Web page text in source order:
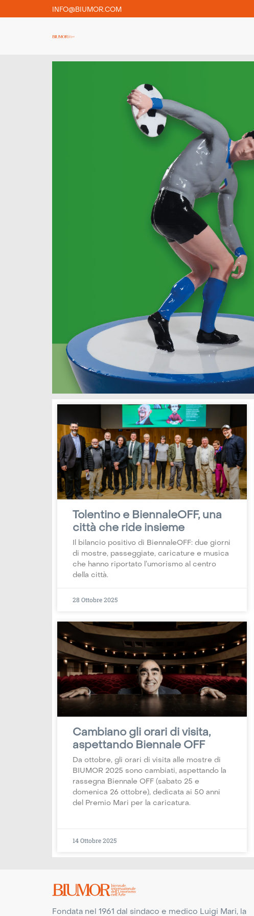
INFO@BIUMOR.COM
Tolentino e BiennaleOFF, una
città che ride insieme
Il bilancio positivo di BiennaleOFF: due giorni
di mostre, passeggiate, caricature e musica
che hanno riportato l’umorismo al centro
della città.
28 Ottobre 2025
Cambiano gli orari di visita,
aspettando Biennale OFF
Da ottobre, gli orari di visita alle mostre di
BIUMOR 2025 sono cambiati, aspettando la
rassegna Biennale OFF (sabato 25 e
domenica 26 ottobre), dedicata ai 50 anni
del Premio Mari per la caricatura.
14 Ottobre 2025
Fondata nel 1961 dal sindaco e medico Luigi Mari, la